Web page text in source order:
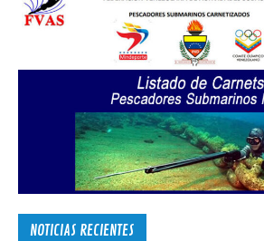
NOTICIAS RECIENTES